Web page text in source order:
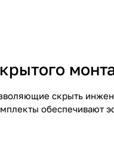
скрыть
обеспечивают